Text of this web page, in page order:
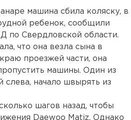
машина сбила коляску, в
ребенок, сообщили
по Свердловской области.
что она везла сына в
проезжей части, она
машины. Один из
слева, начало швырять из
шагов назад, чтобы
Daewoo Matiz. Однако